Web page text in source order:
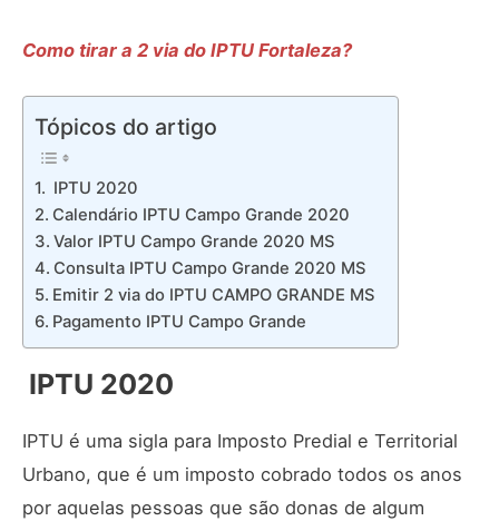
Como tirar a 2 via do IPTU Fortaleza?
Tópicos do artigo
IPTU 2020
Calendário IPTU Campo Grande 2020
Valor IPTU Campo Grande 2020 MS
Consulta IPTU Campo Grande 2020 MS
Emitir 2 via do IPTU CAMPO GRANDE MS
Pagamento IPTU Campo Grande
IPTU 2020
IPTU é uma sigla para Imposto Predial e Territorial
Urbano, que é um imposto cobrado todos os anos
por aquelas pessoas que são donas de algum